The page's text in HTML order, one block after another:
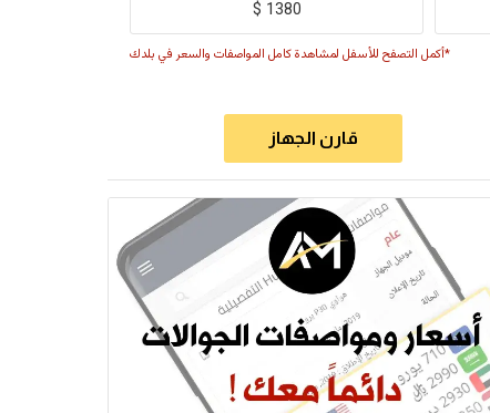
1380 $
*أكمل التصفح للأسفل لمشاهدة كامل المواصفات والسعر في بلدك
قارن الجهاز